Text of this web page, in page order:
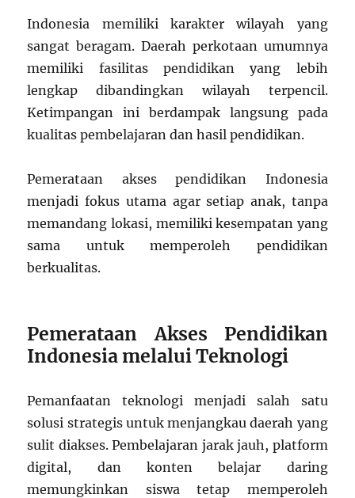
Indonesia memiliki karakter wilayah yang
sangat beragam. Daerah perkotaan umumnya
memiliki fasilitas pendidikan yang lebih
lengkap dibandingkan wilayah terpencil.
Ketimpangan ini berdampak langsung pada
kualitas pembelajaran dan hasil pendidikan.
Pemerataan akses pendidikan Indonesia
menjadi fokus utama agar setiap anak, tanpa
memandang lokasi, memiliki kesempatan yang
sama untuk memperoleh pendidikan
berkualitas.
Pemerataan Akses Pendidikan
Indonesia melalui Teknologi
Pemanfaatan teknologi menjadi salah satu
solusi strategis untuk menjangkau daerah yang
sulit diakses. Pembelajaran jarak jauh, platform
digital, dan konten belajar daring
memungkinkan siswa tetap memperoleh